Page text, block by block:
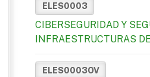
ELES0003
CIBERSEGURIDAD Y
INFRAESTRUCTURAS
ELES0003OV